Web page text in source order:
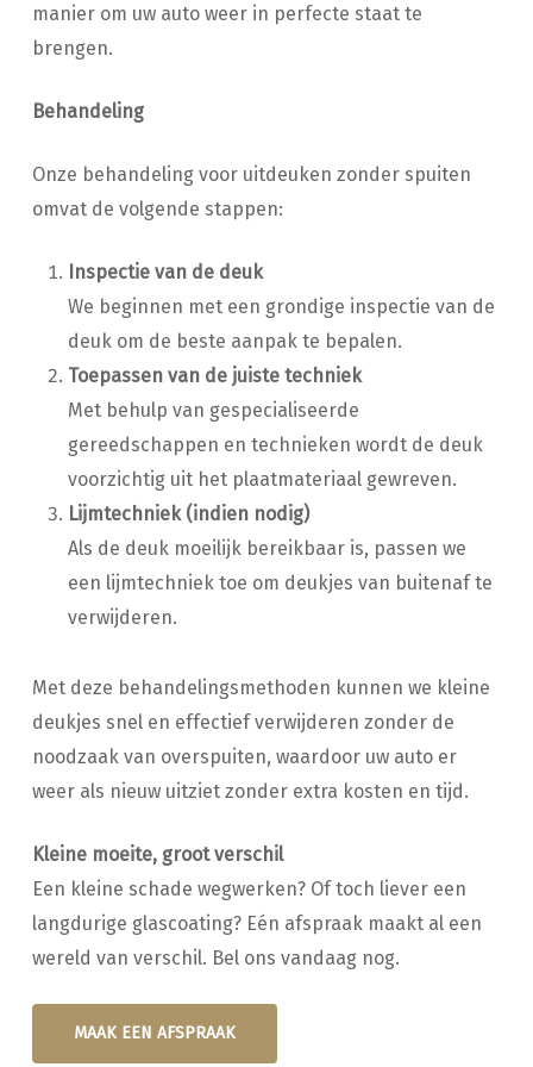
manier om uw auto weer in perfecte staat te
brengen.
Behandeling
Onze behandeling voor uitdeuken zonder spuiten
omvat de volgende stappen:
Inspectie van de deuk
We beginnen met een grondige inspectie van de
deuk om de beste aanpak te bepalen.
Toepassen van de juiste techniek
Met behulp van gespecialiseerde
gereedschappen en technieken wordt de deuk
voorzichtig uit het plaatmateriaal gewreven.
Lijmtechniek (indien nodig)
Als de deuk moeilijk bereikbaar is, passen we
een lijmtechniek toe om deukjes van buitenaf te
verwijderen.
Met deze behandelingsmethoden kunnen we kleine
deukjes snel en effectief verwijderen zonder de
noodzaak van overspuiten, waardoor uw auto er
weer als nieuw uitziet zonder extra kosten en tijd.
Kleine moeite, groot verschil
Een kleine schade wegwerken? Of toch liever een
langdurige glascoating? Eén afspraak maakt al een
wereld van verschil. Bel ons vandaag nog.
MAAK EEN AFSPRAAK